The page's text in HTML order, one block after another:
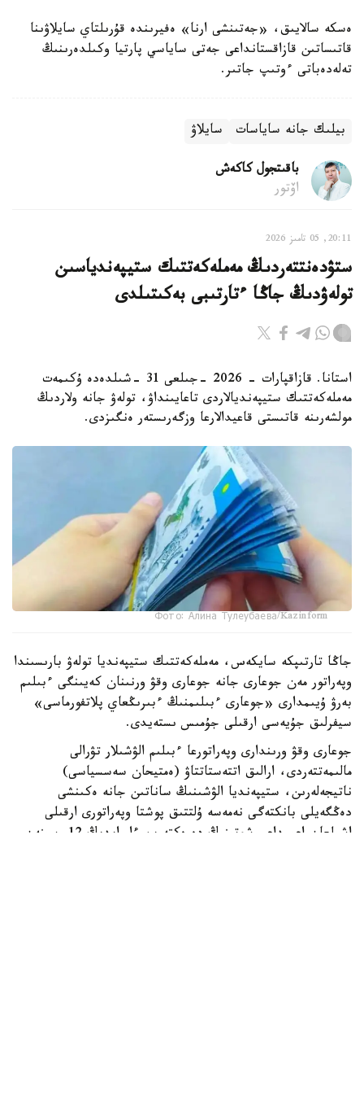
ەسكە سالايىق، «جەتىنشى ارنا» ەفيرىندە قۇرىلتاي سايلاۋىنا
قاتىساتىن قازاقستانداعى جەتى ساياسي پارتيا وكىلدەرىنىڭ
تەلەدەباتى ءوتىپ جاتىر.
بيلىك جانە ساياسات سايلاۋ
باقىتجول كاكەش
اۆتور
20:11, 05 تامىز 2026
ستۋدەنتتەردىڭ مەملەكەتتىك ستيپەندياسىن
تولەۋدىڭ جاڭا ءتارتىبى بەكىتىلدى
استانا. قازاقپارات - 2026 -جىلعى 31 -شىلدەدە ۇكىمەت
مەملەكەتتىك ستيپەنديالاردى تاعايىنداۋ، تولەۋ جانە ولاردىڭ
مولشەرىنە قاتىستى قاعيدالارعا وزگەرىستەر ەنگىزدى.
Фото: Алина Тулеубаева/Kazinform
جاڭا تارتىپكە سايكەس، مەملەكەتتىك ستيپەنديا تولەۋ بارىسىندا
وپەراتور مەن جوعارى جانە جوعارى وقۋ ورنىنان كەيىنگى ءبىلىم
بەرۋ ۇيىمدارى «جوعارى ءبىلىمنىڭ ءبىرىڭعاي پلاتفورماسى»
سيفرلىق جۇيەسى ارقىلى جۇمىس ىستەيدى.
جوعارى وقۋ ورىندارى وپەراتورعا ءبىلىم الۋشىلار تۋرالى
مالىمەتتەردى، ارالىق اتتەستاتتاۋ (ەمتيحان سەسسياسى)
ناتيجەلەرىن، ستيپەنديا الۋشىنىڭ ساناتىن جانە ەكىنشى
دەڭگەيلى بانكتەگى نەمەسە ۇلتتىق پوشتا وپەراتورى ارقىلى
اشىلعان اعىمداعى شوتىنىڭ دەرەكتەرىن ءار ايدىڭ 12-سىنەن